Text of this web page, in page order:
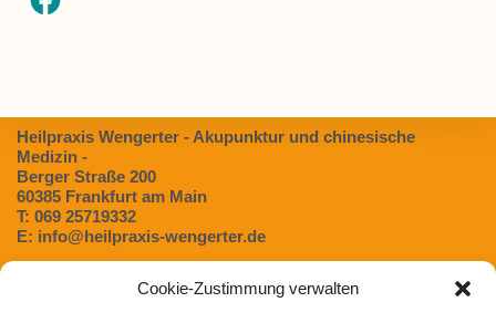
Cookie-Zustimmung verwalten
Heilpraxis Wengerter - Akupunktur und chinesische
Medizin -
Berger Straße 200
60385 Frankfurt am Main
T: 069 25719332
E: info@heilpraxis-wengerter.de